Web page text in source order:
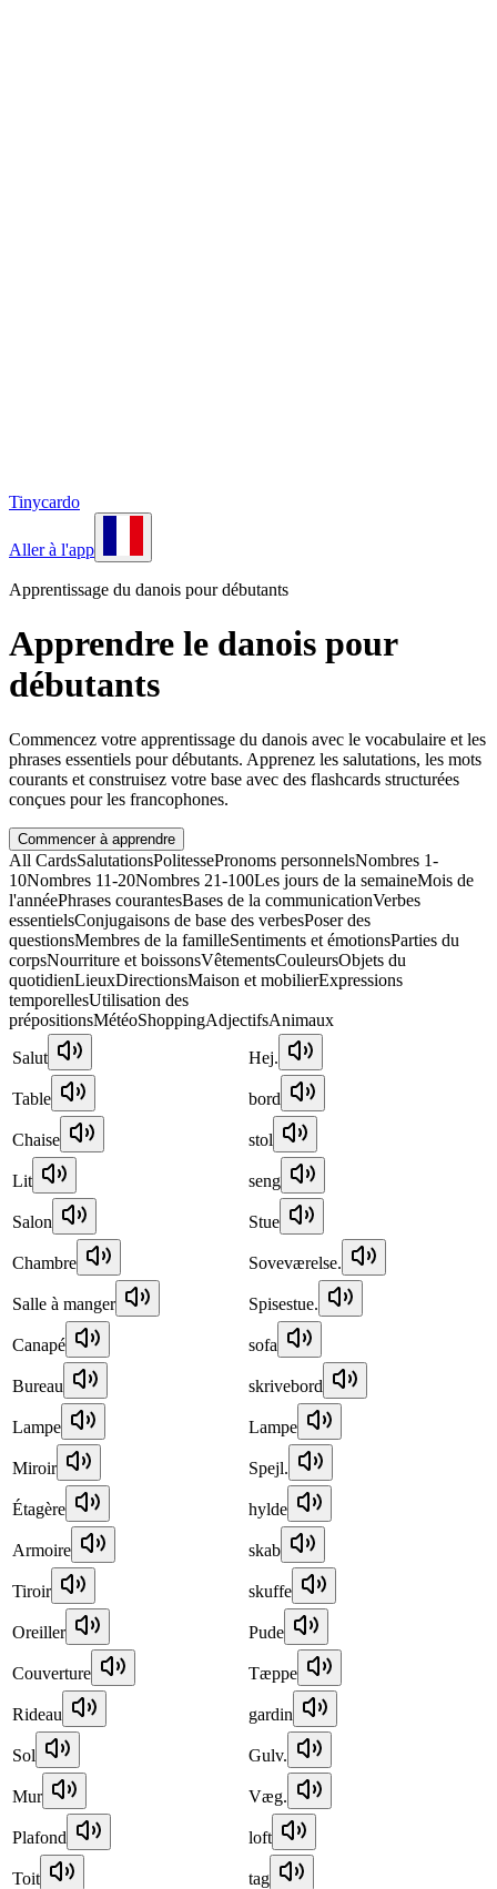
Tinycardo
Aller à l'app
Apprentissage du danois pour débutants
Apprendre le danois pour
débutants
Commencez votre apprentissage du danois avec le vocabulaire et les
phrases essentiels pour débutants. Apprenez les salutations, les mots
courants et construisez votre base avec des flashcards structurées
conçues pour les francophones.
Commencer à apprendre
All CardsSalutationsPolitessePronoms personnelsNombres 1-
10Nombres 11-20Nombres 21-100Les jours de la semaineMois de
l'annéePhrases courantesBases de la communicationVerbes
essentielsConjugaisons de base des verbesPoser des
questionsMembres de la familleSentiments et émotionsParties du
corpsNourriture et boissonsVêtementsCouleursObjets du
quotidienLieuxDirectionsMaison et mobilierExpressions
temporellesUtilisation des
prépositionsMétéoShoppingAdjectifsAnimaux
Salut
Hej.
Table bord
Chaise stol
Lit seng
Salon Stue
Chambre Soveværelse.
Salle à manger Spisestue.
Canapé sofa
Bureau skrivebord
Lampe Lampe
Miroir Spejl.
Étagère hylde
Armoire skab
Tiroir skuffe
Oreiller Pude
Couverture Tæppe
Rideau gardin
Sol Gulv.
Mur Væg.
Plafond loft
Toit tag